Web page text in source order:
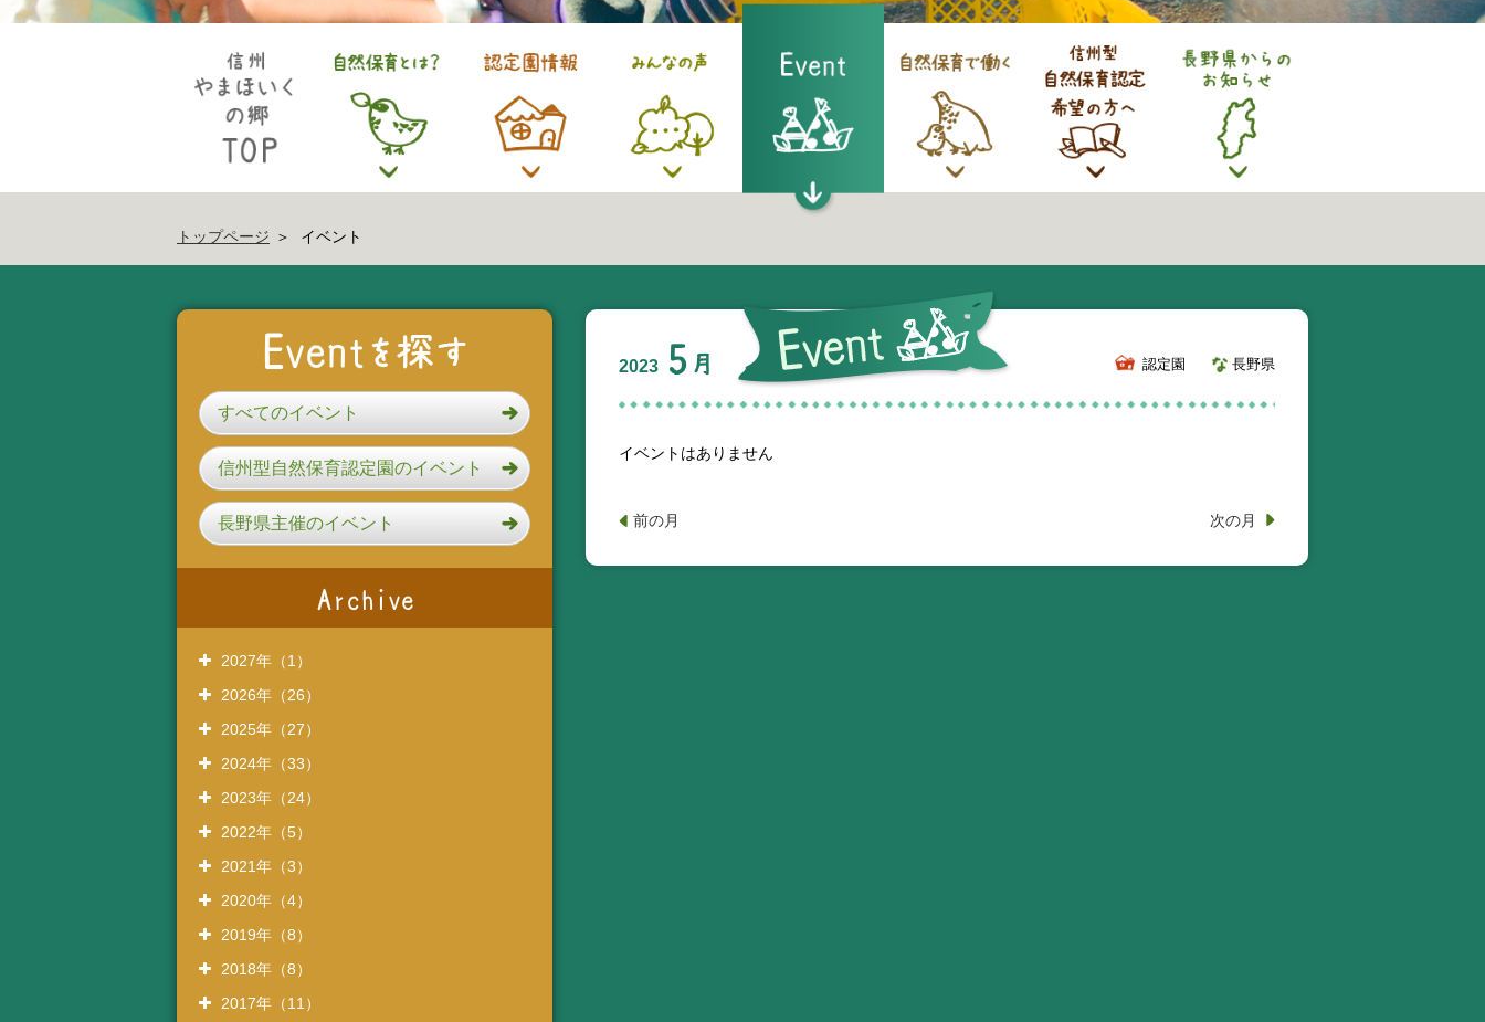
トップページ イベント
2023 認定園 長野県
イベントはありません
前の月 次の月
すべてのイベント
信州型自然保育認定園のイベント
長野県主催のイベント
2027年（1）
2026年（26）
2025年（27）
2024年（33）
2023年（24）
2022年（5）
2021年（3）
2020年（4）
2019年（8）
2018年（8）
2017年（11）